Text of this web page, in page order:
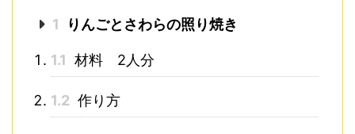
1 りんごとさわらの照り焼き
1.1 材料 2人分
1.2 作り方